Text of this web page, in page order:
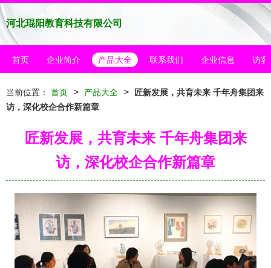
河北琨阳教育科技有限公司
首页 企业简介 产品大全 联系我们 企业信息 访客
当前位置： 首页 > 产品大全 >
匠新发展，共育未来 千年舟集团来
访，深化校企合作新篇章
匠新发展，共育未来 千年舟集团来
访，深化校企合作新篇章